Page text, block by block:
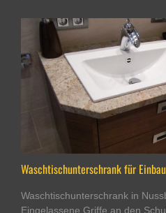
Waschtischunterschrank für
Waschtischunterschrank in
Eingelassene Griffe an den